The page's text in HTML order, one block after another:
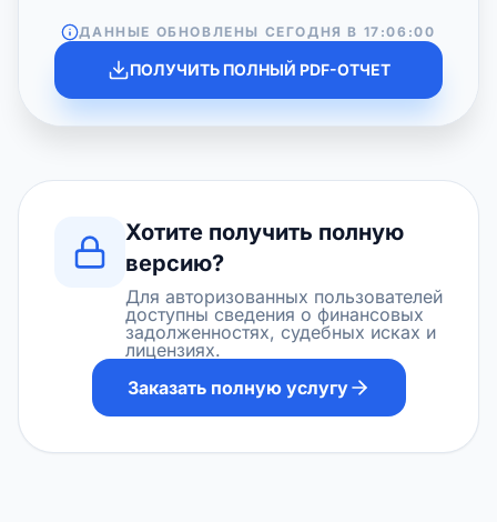
ДАННЫЕ ОБНОВЛЕНЫ СЕГОДНЯ В 17:06:00
ПОЛУЧИТЬ ПОЛНЫЙ PDF-ОТЧЕТ
Хотите получить полную
версию?
Для авторизованных пользователей
доступны сведения о финансовых
задолженностях, судебных исках и
лицензиях.
Заказать полную услугу